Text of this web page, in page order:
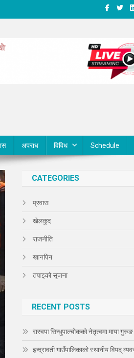
अपराध विविध Schedule
CATEGORIES
प्रवास
खेलकुद
राजनीति
खानपिन
तपाइको सृजना
RECENT POSTS
रास्वपा सिन्धुपाल्चोकको नेतृत्वमा माया गुरुङ
इन्द्रावती गाउँपालिकाको स्थानीय विपद्